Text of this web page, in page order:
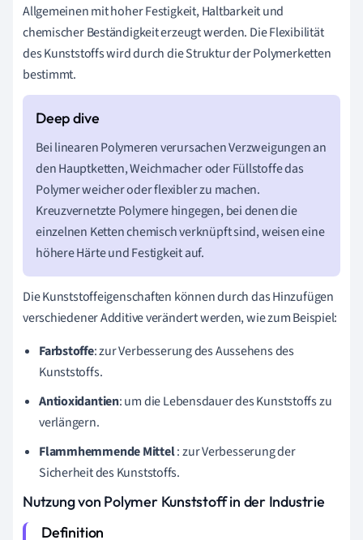
Allgemeinen mit hoher Festigkeit, Haltbarkeit und
chemischer Beständigkeit erzeugt werden. Die Flexibilität
des Kunststoffs wird durch die Struktur der Polymerketten
bestimmt.
Bei linearen Polymeren verursachen Verzweigungen an
den Hauptketten, Weichmacher oder Füllstoffe das
Polymer weicher oder flexibler zu machen.
Kreuzvernetzte Polymere hingegen, bei denen die
einzelnen Ketten chemisch verknüpft sind, weisen eine
höhere Härte und Festigkeit auf.
Die Kunststoffeigenschaften können durch das Hinzufügen
verschiedener Additive verändert werden, wie zum Beispiel:
Farbstoffe: zur Verbesserung des Aussehens des
Kunststoffs.
Antioxidantien: um die Lebensdauer des Kunststoffs zu
verlängern.
Flammhemmende Mittel: zur Verbesserung der
Sicherheit des Kunststoffs.
Nutzung von Polymer Kunststoff in der Industrie